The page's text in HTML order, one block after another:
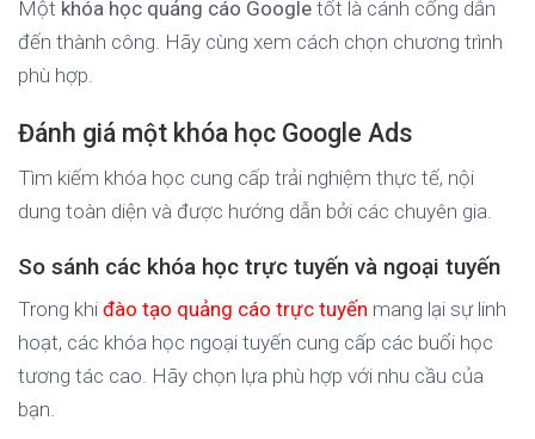
Một khóa học quảng cáo Google tốt là cánh cổng dẫn
đến thành công. Hãy cùng xem cách chọn chương trình
phù hợp.
Đánh giá một khóa học Google Ads
Tìm kiếm khóa học cung cấp trải nghiệm thực tế, nội
dung toàn diện và được hướng dẫn bởi các chuyên gia.
So sánh các khóa học trực tuyến và ngoại tuyến
Trong khi đào tạo quảng cáo trực tuyến mang lại sự linh
hoạt, các khóa học ngoại tuyến cung cấp các buổi học
tương tác cao. Hãy chọn lựa phù hợp với nhu cầu của
bạn.